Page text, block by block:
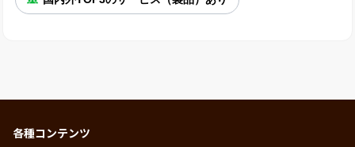
各種コンテンツ